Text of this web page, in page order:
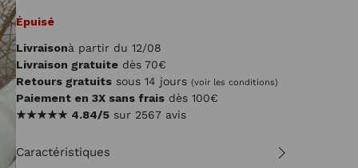
Épuisé
Livraisonà partir du 12/08
Livraison gratuite dès 70€
Retours gratuits sous 14 jours (voir les conditions)
Paiement en 3X sans frais dès 100€
★★★★★ 4.84/5 sur 2567 avis
Caractéristiques